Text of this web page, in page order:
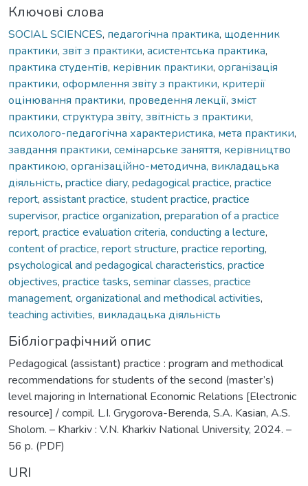
Ключові слова
SOCIAL SCIENCES, педагогічна практика, щоденник
практики, звіт з практики, асистентська практика,
практика студентів, керівник практики, організація
практики, оформлення звіту з практики, критерії
оцінювання практики, проведення лекції, зміст
практики, структура звіту, звітність з практики,
психолого-педагогічна характеристика, мета практики,
завдання практики, семінарське заняття, керівництво
практикою, організаційно-методична, викладацька
діяльність, practice diary, pedagogical practice, practice
report, assistant practice, student practice, practice
supervisor, practice organization, preparation of a practice
report, practice evaluation criteria, conducting a lecture,
content of practice, report structure, practice reporting,
psychological and pedagogical characteristics, practice
objectives, practice tasks, seminar classes, practice
management, organizational and methodical activities,
teaching activities, викладацька діяльність
Бібліографічний опис
Pedagogical (assistant) practice : program and methodical
recommendations for students of the second (master’s)
level majoring in International Economic Relations [Electronic
resource] / compil. L.I. Grygorova-Berenda, S.A. Kasian, A.S.
Sholom. – Kharkiv : V.N. Kharkiv National University, 2024. –
56 p. (PDF)
URI